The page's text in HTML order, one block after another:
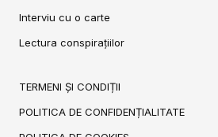
Interviu cu o carte
Lectura conspirațiilor
TERMENI ȘI CONDIȚII
POLITICA DE CONFIDENȚIALITATE